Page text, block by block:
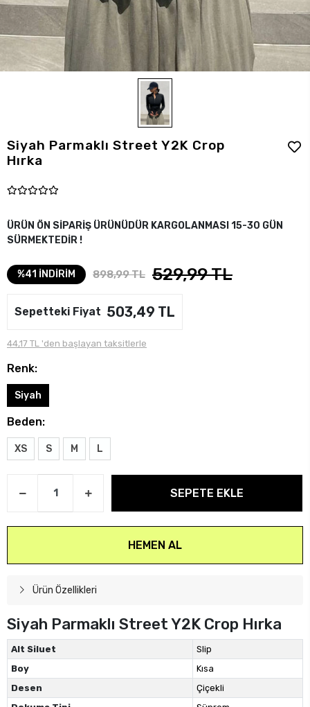
Siyah Parmaklı Street Y2K Crop
Hırka
ÜRÜN ÖN SİPARİŞ ÜRÜNÜDÜR KARGOLANMASI 15-30 GÜN
SÜRMEKTEDİR !
%41 İNDİRİM 898,99 TL 529,99 TL
Sepetteki Fiyat 503,49 TL
44,17 TL 'den başlayan taksitlerle
Renk:
Siyah
Beden:
XS S M L
SEPETE EKLE
HEMEN AL
Ürün Özellikleri
Siyah Parmaklı Street Y2K Crop Hırka
Alt Siluet
Slip
Boy
Kısa
Desen
Çiçekli